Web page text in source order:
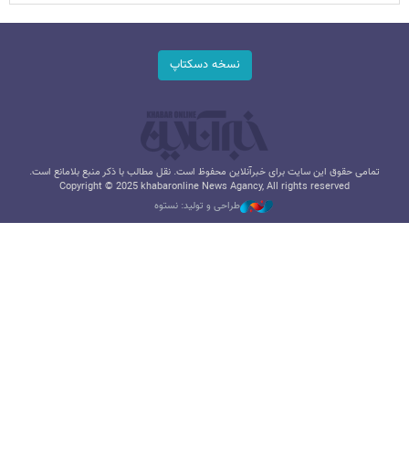
نسخه دسکتاپ
تمامی حقوق این سایت برای خبرآنلاین محفوظ است. نقل مطالب با ذکر منبع بلامانع است.
Copyright © 2025 khabaronline News Agancy, All rights reserved
طراحی و تولید: نستوه